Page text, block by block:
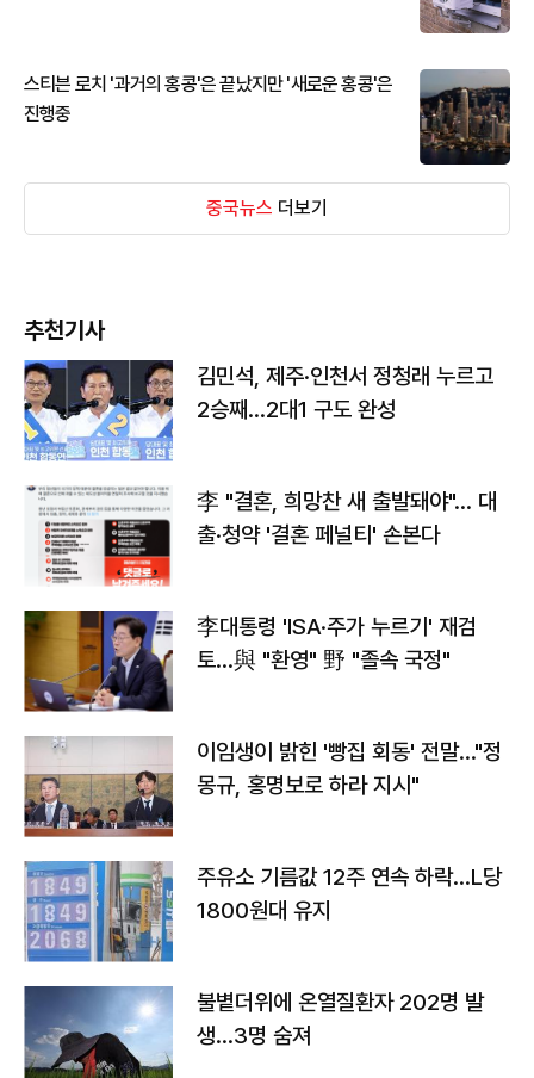
스티븐 로치 '과거의 홍콩'은 끝났지만 '새로운 홍콩'은
진행중
중국뉴스 더보기
추천기사
김민석, 제주·인천서 정청래 누르고
2승째…2대1 구도 완성
李 "결혼, 희망찬 새 출발돼야"… 대
출·청약 '결혼 페널티' 손본다
李대통령 'ISA·주가 누르기' 재검
토…與 "환영" 野 "졸속 국정"
이임생이 밝힌 '빵집 회동' 전말…"정
몽규, 홍명보로 하라 지시"
주유소 기름값 12주 연속 하락…L당
1800원대 유지
불볕더위에 온열질환자 202명 발
생…3명 숨져